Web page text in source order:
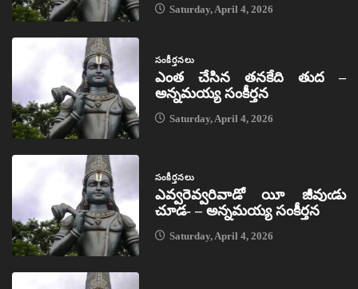
Saturday, April 4, 2026
సంకీర్తనలు
ఎంత చేసిన తనకేది తుద –
అన్నమయ్య సంకీర్తన
Saturday, April 4, 2026
సంకీర్తనలు
ఎవ్వరెవ్వరివాడో యీ జీవుఁడు
చూడ- – అన్నమయ్య సంకీర్తన
Saturday, April 4, 2026